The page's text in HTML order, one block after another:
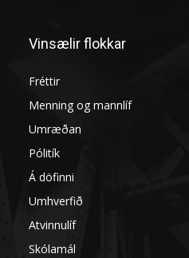
Vinsælir flokkar
Fréttir
Menning og mannlíf
Umræðan
Pólitík
Á döfinni
Umhverfið
Atvinnulíf
Skólamál